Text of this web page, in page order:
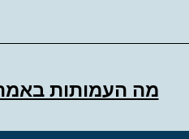
מה העמותות